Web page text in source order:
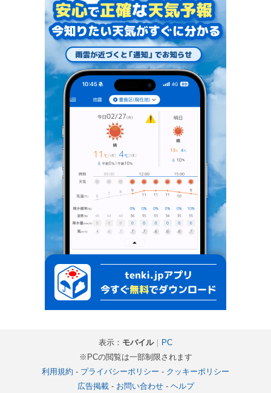
表示： モバイル｜ PC
※PCの閲覧は一部制限されます
利用規約 - プライバシーポリシー - クッキーポリシー
広告掲載- お問い合わせ- ヘルプ